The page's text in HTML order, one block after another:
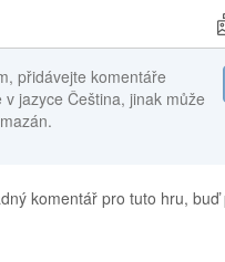
přidávejte komentáře
v jazyce Čeština, jinak může
komentář pro tuto hru, buď